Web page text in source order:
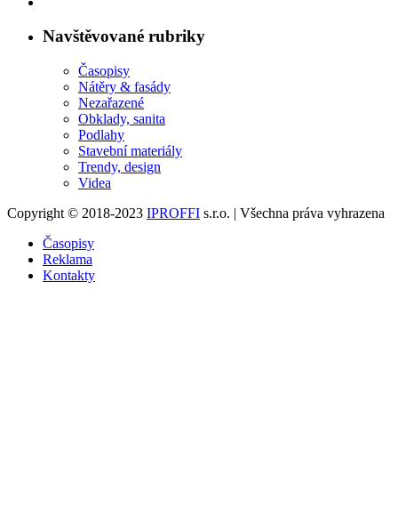
Navštěvované rubriky
Časopisy
Nátěry & fasády
Nezařazené
Obklady, sanita
Podlahy
Stavební materiály
Trendy, design
Videa
Copyright © 2018-2023 IPROFFI s.r.o. | Všechna práva vyhrazena
Časopisy
Reklama
Kontakty